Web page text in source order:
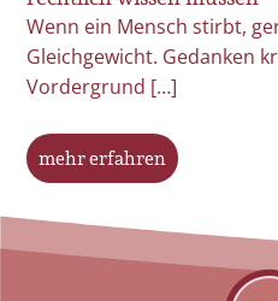
Wenn ein Mensch stirbt,
Gleichgewicht. Gedanken
Vordergrund […]
mehr erfahren